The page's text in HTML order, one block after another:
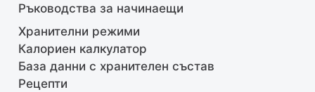
Ръководства за начинаещи
Хранителни режими
Калориен калкулатор
База данни с хранителен състав
Рецепти